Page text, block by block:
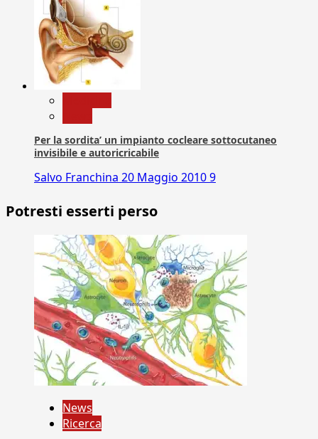
Per la sordita’ un impianto cocleare sottocutaneo
invisibile e autoricricabile
Salvo Franchina 20 Maggio 20109
Potresti esserti perso
News
Ricerca